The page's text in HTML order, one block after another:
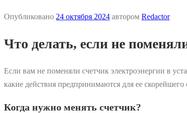
Опубликовано 24 октября 2024 автором Redactor
Что делать, если не
Если вам не поменяли счетчик электроэнергии в
какие действия предпринимаются для ее скорейшего
Когда нужно менять счетчик?